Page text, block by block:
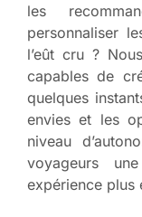
les
personnaliser
l’eût cru ?
capables de
quelques
envies et les
niveau
voyageurs
expérience plus